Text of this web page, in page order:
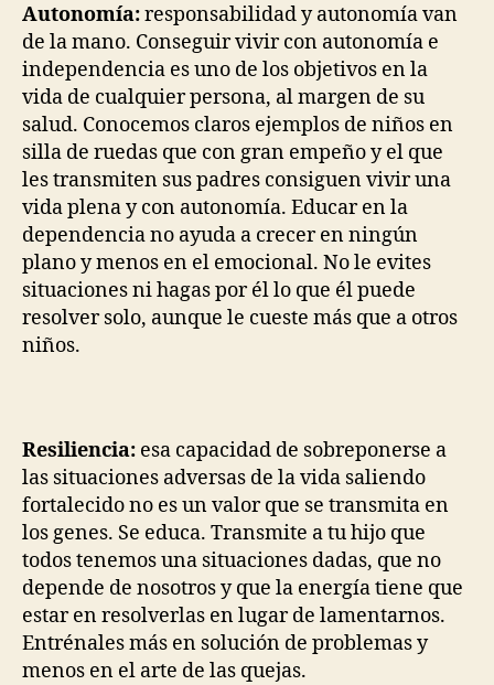
Autonomía:responsabilidad y autonomía van
de la mano. Conseguir vivir con autonomía e
independencia es uno de los objetivos en la
vida de cualquier persona, al margen de su
salud. Conocemos claros ejemplos de niños en
silla de ruedas que con gran empeño y el que
les transmiten sus padres consiguen vivir una
vida plena y con autonomía. Educar en la
dependencia no ayuda a crecer en ningún
plano y menos en el emocional. No le evites
situaciones ni hagas por él lo que él puede
resolver solo, aunque le cueste más que a otros
niños.
Resiliencia: esa capacidad de sobreponerse a
las situaciones adversas de la vida saliendo
fortalecido no es un valor que se transmita en
los genes. Se educa. Transmite a tu hijo que
todos tenemos una situaciones dadas, que no
depende de nosotros y que la energía tiene que
estar en resolverlas en lugar de lamentarnos.
Entrénales más en solución de problemas y
menos en el arte de las quejas.